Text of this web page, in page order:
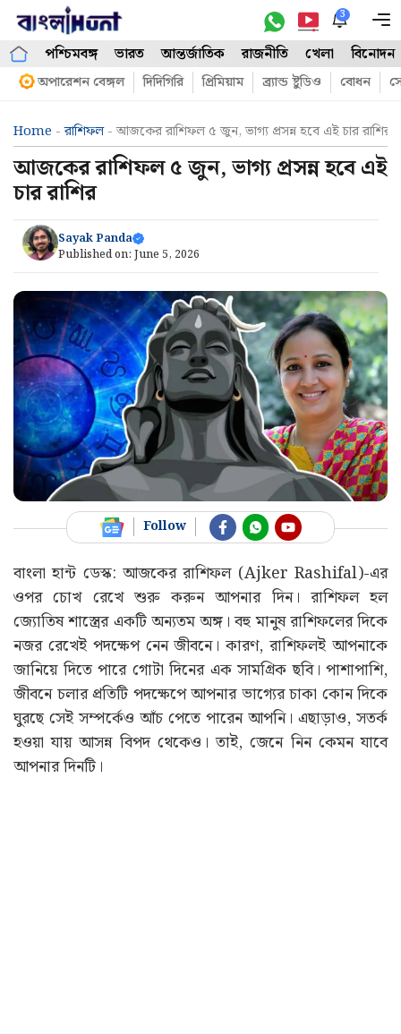
Skip
content
3
পশ্চিমবঙ্গ ভারত আন্তর্জাতিক রাজনীতি খেলা বিনোদন
অপারেশন বেঙ্গল দিদিগিরি প্রিমিয়াম ব্র্যান্ড ষ্টুডিও বোধন
Home -রাশিফল- আজকের রাশিফল ৫ জুন, ভাগ্য প্রসন্ন হবে এই চার রাশির
আজকের রাশিফল ৫ জুন, ভাগ্য প্রসন্ন হবে এই
চার রাশির
Sayak Panda
Published on: June 5, 2026
Follow
বাংলা হান্ট ডেস্ক: আজকের রাশিফল (Ajker Rashifal)-এর
ওপর চোখ রেখে শুরু করুন আপনার দিন। রাশিফল হল
জ্যোতিষ শাস্ত্রের একটি অন্যতম অঙ্গ। বহু মানুষ রাশিফলের দিকে
নজর রেখেই পদক্ষেপ নেন জীবনে। কারণ, রাশিফলই আপনাকে
জানিয়ে দিতে পারে গোটা দিনের এক সামগ্রিক ছবি। পাশাপাশি,
জীবনে চলার প্রতিটি পদক্ষেপে আপনার ভাগ্যের চাকা কোন দিকে
ঘুরছে সেই সম্পর্কেও আঁচ পেতে পারেন আপনি। এছাড়াও, সতর্ক
হওয়া যায় আসন্ন বিপদ থেকেও। তাই, জেনে নিন কেমন যাবে
আপনার দিনটি।